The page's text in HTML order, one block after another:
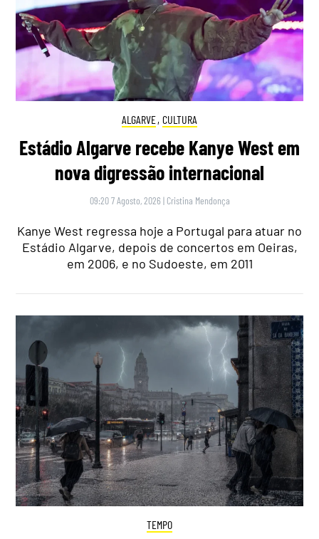
ALGARVE, CULTURA
Estádio Algarve recebe Kanye West em
nova digressão internacional
09:20 7 Agosto, 2026 | Cristina Mendonça
Kanye West regressa hoje a Portugal para atuar no
Estádio Algarve, depois de concertos em Oeiras,
em 2006, e no Sudoeste, em 2011
TEMPO